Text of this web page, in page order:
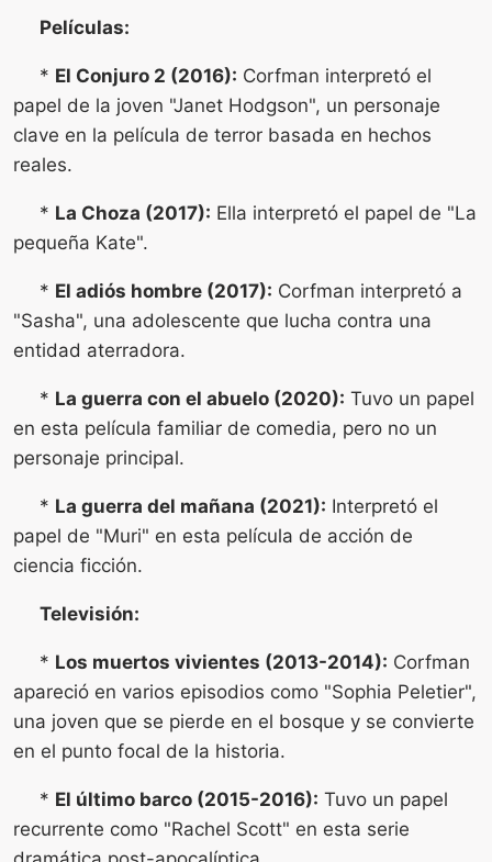
Películas:
* El Conjuro 2 (2016): Corfman interpretó el
papel de la joven "Janet Hodgson", un personaje
clave en la película de terror basada en hechos
reales.
* La Choza (2017): Ella interpretó el papel de "La
pequeña Kate".
* El adiós hombre (2017): Corfman interpretó a
"Sasha", una adolescente que lucha contra una
entidad aterradora.
* La guerra con el abuelo (2020): Tuvo un papel
en esta película familiar de comedia, pero no un
personaje principal.
* La guerra del mañana (2021): Interpretó el
papel de "Muri" en esta película de acción de
ciencia ficción.
Televisión:
* Los muertos vivientes (2013-2014): Corfman
apareció en varios episodios como "Sophia Peletier",
una joven que se pierde en el bosque y se convierte
en el punto focal de la historia.
* El último barco (2015-2016): Tuvo un papel
recurrente como "Rachel Scott" en esta serie